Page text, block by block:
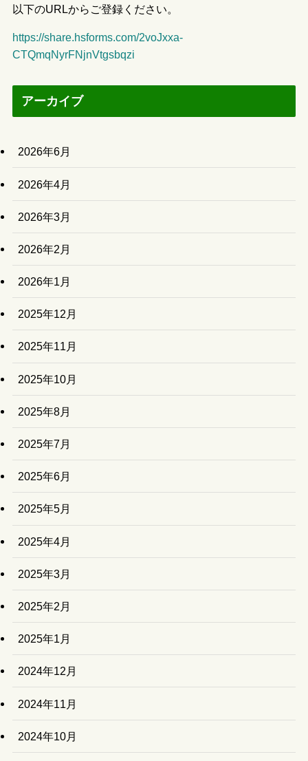
以下のURLからご登録ください。
https://share.hsforms.com/2voJxxa-
CTQmqNyrFNjnVtgsbqzi
アーカイブ
2026年6月
2026年4月
2026年3月
2026年2月
2026年1月
2025年12月
2025年11月
2025年10月
2025年8月
2025年7月
2025年6月
2025年5月
2025年4月
2025年3月
2025年2月
2025年1月
2024年12月
2024年11月
2024年10月